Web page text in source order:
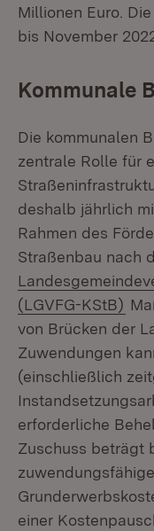
Millionen Euro.
bis November
Kommunale
Die kommunalen
zentrale Rolle für
deshalb jährlich
Rahmen des
Straßenbau nach
(LGVFG-KStB)
von Brücken der
Zuwendungen
(einschließlich
erforderliche
Zuschuss beträgt
einer